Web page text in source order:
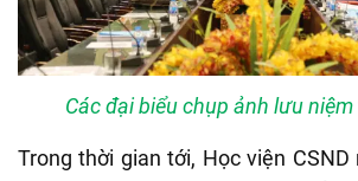
Các đại biểu chụp ảnh lưu
Trong thời gian tới, Học viện